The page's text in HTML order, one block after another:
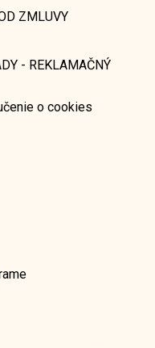
ZMLUVY
- REKLAMAČNÝ
o cookies